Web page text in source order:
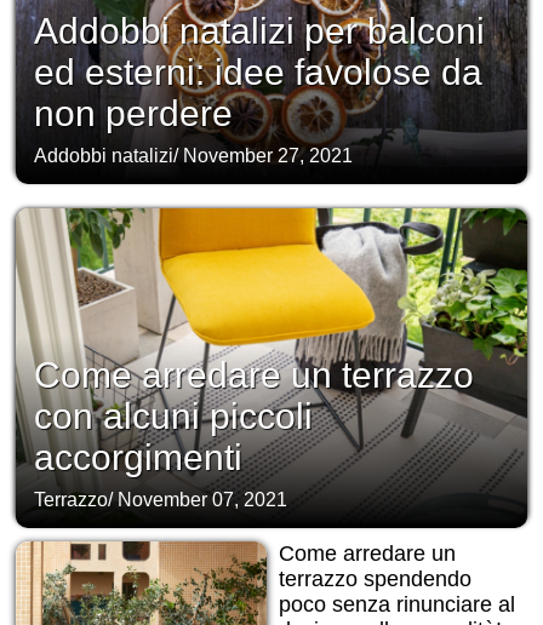
Addobbi natalizi per balconi
ed esterni: idee favolose da
non perdere
Addobbi natalizi/ November 27, 2021
Come arredare un terrazzo
con alcuni piccoli
accorgimenti
Terrazzo/ November 07, 2021
Come arredare un
terrazzo spendendo
poco senza rinunciare al